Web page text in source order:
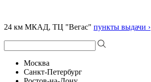
24 км МКАД, ТЦ "Вегас" пункты выдачи ›
Москва
Санкт-Петербург